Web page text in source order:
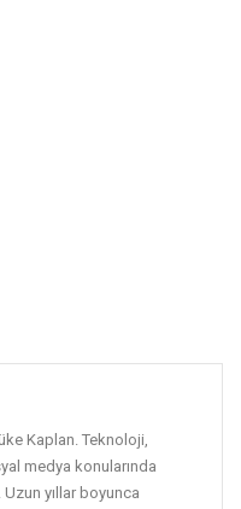
Kaplan. Teknoloji,
medya konularında
yıllar boyunca